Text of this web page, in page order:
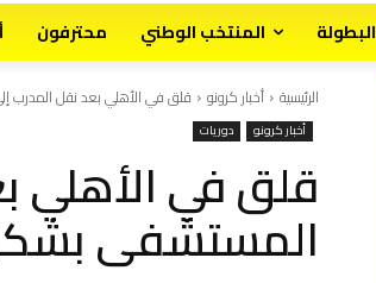
البطولة المنتخب الوطني محترفون
الرئيسية أخبار كرونو قلق في الأهلي بعد نقل
أخبار كرونو دوريات
قلق في الأهلي
المستشفى